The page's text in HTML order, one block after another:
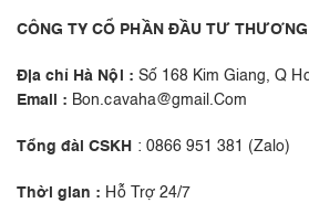
CÔNG TY CỔ PHẦN ĐẦU TƯ
Địa chỉ Hà Nội : Số 168 Kim Giang, Q
Email : Bon.cavaha@gmail.Com
Tổng đài CSKH : 0866 951 381 (Zalo)
Thời gian : Hỗ Trợ 24/7